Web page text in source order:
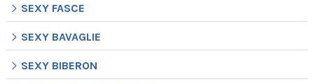
SEXY FASCE
SEXY BAVAGLIE
SEXY BIBERON